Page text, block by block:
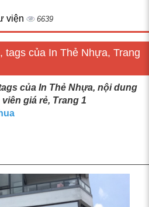
viện 6639
tags của In Thẻ Nhựa, Trang
của In Thẻ Nhựa, nội dung
giá rẻ, Trang 1